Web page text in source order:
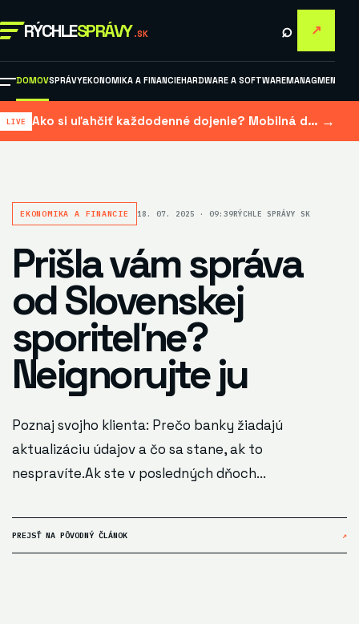
RÝCHLESPRÁVY .SK ⌕ ↗
DOMOVSPRÁVYEKONOMIKA A FINANCIEHARDWARE A SOFTWAREMANAGMENT A
Ako si uľahčiť každodenné dojenie? Mobilná dojačka šetrí čas aj námahu →
EKONOMIKA A FINANCIE 18. 07. 2025 · 09:39RÝCHLE SPRÁVY SK
Prišla vám správa
od Slovenskej
sporiteľne?
Neignorujte ju
Poznaj svojho klienta: Prečo banky žiadajú
aktualizáciu údajov a čo sa stane, ak to
nespravíte.Ak ste v posledných dňoch...
PREJSŤ NA PÔVODNÝ ČLÁNOK ↗